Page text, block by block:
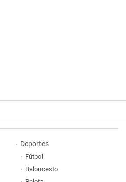
Deportes
Fútbol
Baloncesto